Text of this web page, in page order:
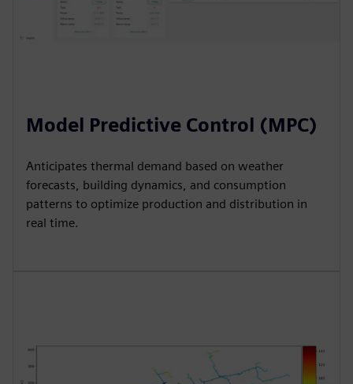
Model Predictive Control (MPC)
Anticipates thermal demand based on weather
forecasts, building dynamics, and consumption
patterns to optimize production and distribution in
real time.